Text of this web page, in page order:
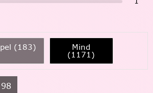
(183) Mind
(1171)
98